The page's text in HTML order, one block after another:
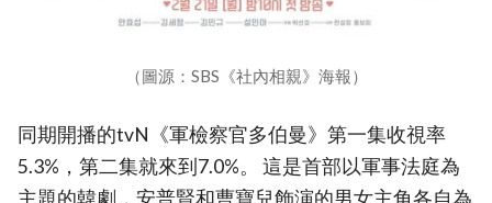
（圖源：SBS《社內相親》海報）
同期開播的tvN《軍檢察官多伯曼》第一集收視率
5.3%，第二集就來到7.0%。 這是首部以軍事法庭為
主題的韓劇，安普賢和曹寶兒飾演的男女主角各自為